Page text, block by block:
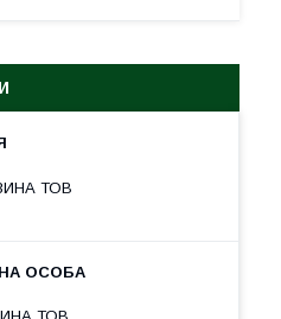
ТОВ